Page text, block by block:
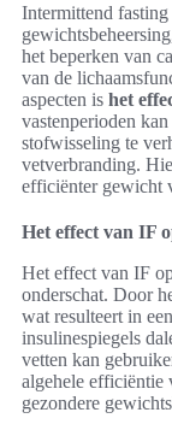
Intermittend
het beperken van
van de
aspecten is het
vastenperioden
stofwisseling te
vetverbranding.
efficiënter gewicht
Het effect van IF
Het effect van IF
onderschat. Door
wat resulteert in
insulinespiegels
vetten kan
algehele efficiëntie
gezondere